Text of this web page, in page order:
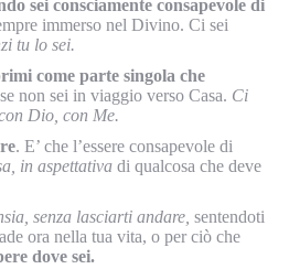
sei consciamente consapevole di
immerso nel Divino. Ci sei
tu lo sei.
come parte singola che
non sei in viaggio verso Casa. Ci
Dio, con Me.
. E’ che l’essere consapevole di
in aspettativa di qualcosa che deve
senza lasciarti andare, sentendoti
ora nella tua vita, o per ciò che
dove sei.